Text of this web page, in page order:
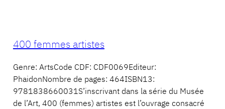
400 femmes artistes
Genre: ArtsCode CDF: CDF0069Editeur:
PhaidonNombre de pages: 464ISBN13:
9781838660031S’inscrivant dans la série du Musée
de l’Art, 400 (femmes) artistes est l’ouvrage consacré